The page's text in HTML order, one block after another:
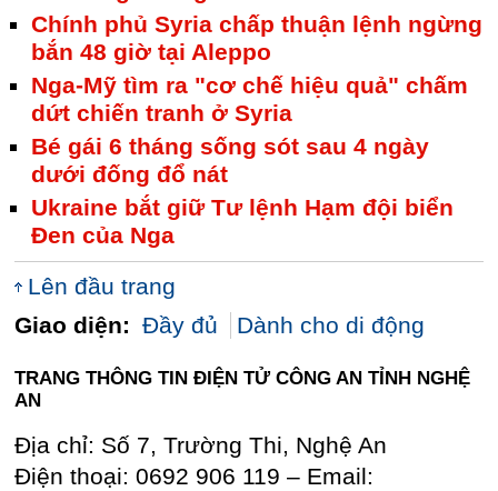
Chính phủ Syria chấp thuận lệnh ngừng
bắn 48 giờ tại Aleppo
Nga-Mỹ tìm ra "cơ chế hiệu quả" chấm
dứt chiến tranh ở Syria
Bé gái 6 tháng sống sót sau 4 ngày
dưới đống đổ nát
Ukraine bắt giữ Tư lệnh Hạm đội biển
Đen của Nga
Lên đầu trang
Giao diện: Đầy đủ Dành cho di động
TRANG THÔNG TIN ĐIỆN TỬ CÔNG AN TỈNH NGHỆ
AN
Địa chỉ: Số 7, Trường Thi, Nghệ An
Điện thoại: 0692 906 119 – Email: